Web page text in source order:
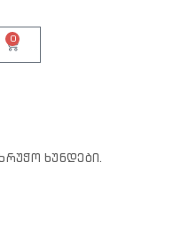
0
ხუნდები.